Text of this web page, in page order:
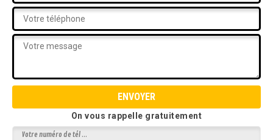
On vous rappelle gratuitement